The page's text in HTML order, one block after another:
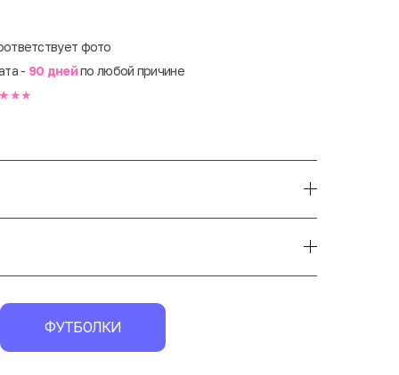
фото
- 90 днейпо любой причине
ФУТБОЛКИ